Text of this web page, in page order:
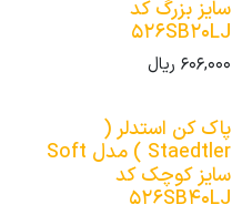
سایز بزرگ کد
526SB20LJ
606,000ریال
پاک کن استدلر (
Staedtler ) مدل Soft
سایز کوچک کد
526SB40LJ